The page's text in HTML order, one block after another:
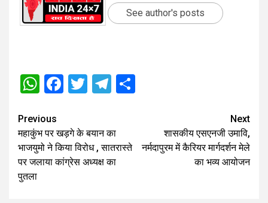
See author's posts
WhatsApp
Facebook
TwitterTelegram
Post
navigation
Previous
महाकुंभ पर खड़गे के बयान का
भाजयुमो ने किया विरोध , सातरास्ते
पर जलाया कांग्रेस अध्यक्ष का
पुतला
Next
शासकीय एसएनजी उमावि,
नर्मदापुरम में कैरियर मार्गदर्शन मेले
का भव्य आयोजन